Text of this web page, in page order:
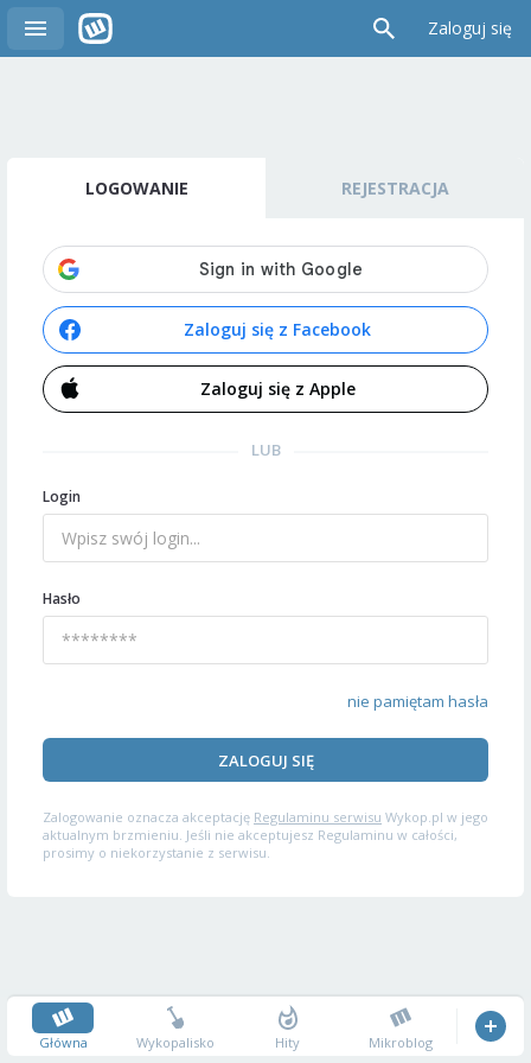
Zaloguj się
LOGOWANIE REJESTRACJA
Zaloguj się z Facebook
Zaloguj się z Apple
LUB
Login
Hasło
nie pamiętam hasła
ZALOGUJ SIĘ
Zalogowanie oznacza akceptację Regulaminu serwisu Wykop.pl w jego
aktualnym brzmieniu. Jeśli nie akceptujesz Regulaminu w całości,
prosimy o niekorzystanie z serwisu.
Główna Wykopalisko Hity Mikroblog